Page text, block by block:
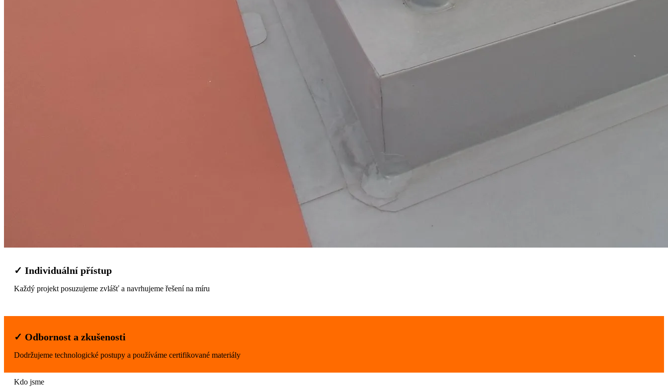
✓ Individuální přístup
Každý projekt posuzujeme zvlášť a navrhujeme řešení na míru
✓ Odbornost a zkušenosti
Dodržujeme technologické postupy a používáme certifikované materiály
Kdo jsme